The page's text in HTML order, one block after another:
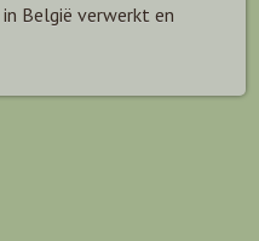
België verwerkt en